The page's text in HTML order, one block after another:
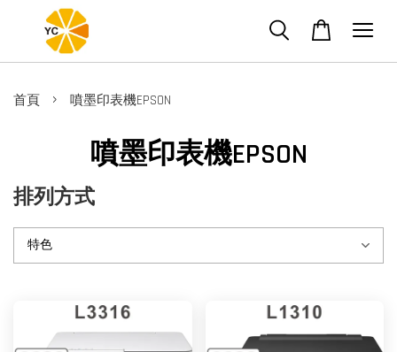
首頁 › 噴墨印表機EPSON
噴墨印表機EPSON
排列方式